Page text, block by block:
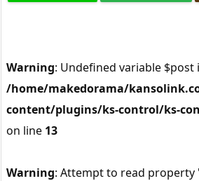
Warning: Undefined variable $post
/home/makedorama/
content/plugins/ks-control/ks-
on line 13
Warning: Attempt to read property